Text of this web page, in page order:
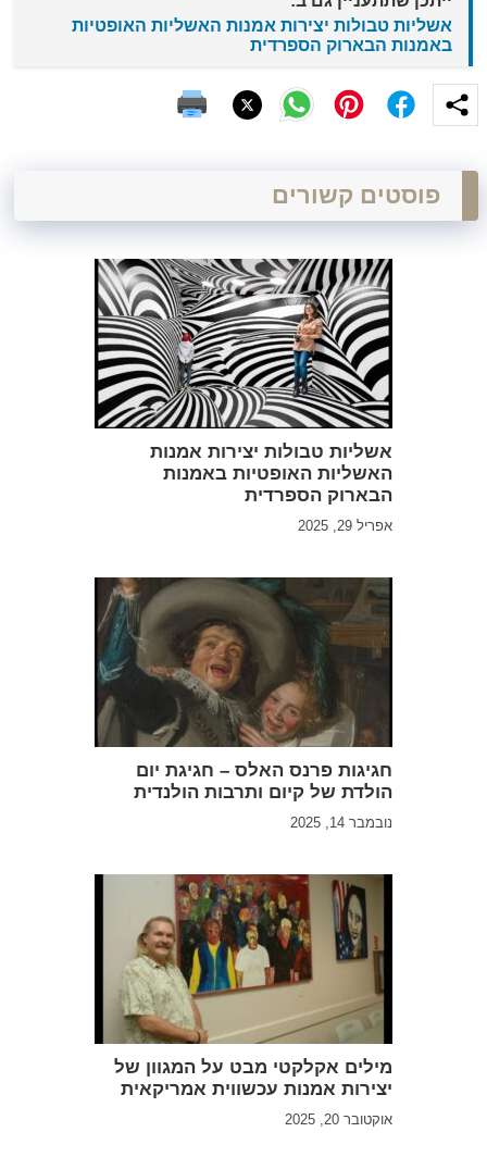
אשליות טבולות יצירות אמנות האשליות האופטיות
באמנות הבארוק הספרדית
פוסטים קשורים
אשליות טבולות יצירות אמנות
האשליות האופטיות באמנות
הבארוק הספרדית
אפריל 29, 2025
חגיגות פרנס האלס – חגיגת יום
הולדת של קיום ותרבות הולנדית
נובמבר 14, 2025
מילים אקלקטי מבט על המגוון של
יצירות אמנות עכשווית אמריקאית
אוקטובר 20, 2025